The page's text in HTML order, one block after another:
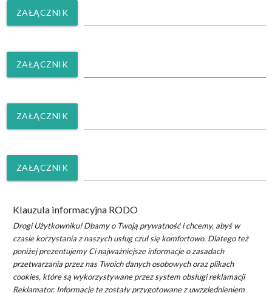
ZAŁĄCZNIK
ZAŁĄCZNIK
ZAŁĄCZNIK
ZAŁĄCZNIK
Klauzula informacyjna RODO
Drogi Użytkowniku! Dbamy o Twoją prywatność i chcemy, abyś w
czasie korzystania z naszych usług czuł się komfortowo. Dlatego też
poniżej prezentujemy Ci najważniejsze informacje o zasadach
przetwarzania przez nas Twoich danych osobowych oraz plikach
cookies, które są wykorzystywane przez system obsługi reklamacji
Reklamator. Informacje te zostały przygotowane z uwzględnieniem